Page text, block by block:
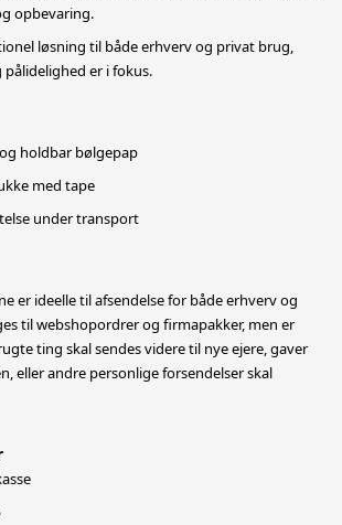
opbevaring.
løsning til både erhverv og privat brug,
er i fokus.
holdbar bølgepap
med tape
under transport
er ideelle til afsendelse for både erhverv og
til webshopordrer og firmapakker, men er
ting skal sendes videre til nye ejere, gaver
eller andre personlige forsendelser skal